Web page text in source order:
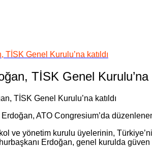
Genel Kurulu’na katıldı
TİSK Genel Kurulu’na
ATO Congresium’da
ve yönetim kurulu üyelerinin,
Erdoğan, genel kurulda